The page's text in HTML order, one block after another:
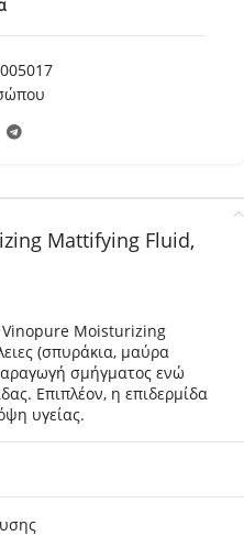
Mattifying Fluid,
Vinopure Moisturizing
(σπυράκια, μαύρα
σμήγματος ενώ
Επιπλέον, η επιδερμίδα
υγείας.